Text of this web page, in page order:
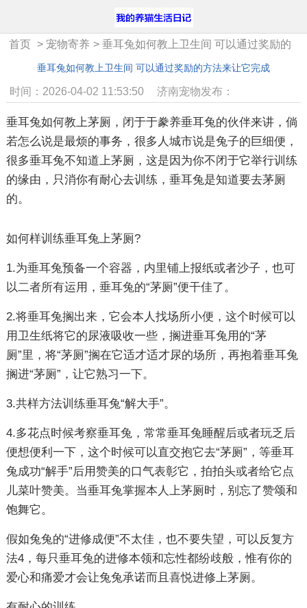
首页 > 宠物寄养 >垂耳兔如何教上卫生间 可以通过奖励的
方法来让它完成
垂耳兔如何教上卫生间 可以通过奖励的方法来让它完成
时间：2026-04-02 11:53:50 济南宠物发布：
垂耳兔如何教上茅厕，闭于于豢养垂耳兔的伙伴来讲，倘
若怎么说是最烦的事务，很多人城市说是兔子的巨细便，
很多垂耳兔不知道上茅厕，这是因为你不闭于它举行训练
的缘由，只消你有耐心去训练，垂耳兔是知道要去茅厕
的。
如何样训练垂耳兔上茅厕?
1.为垂耳兔预备一个容器，内里铺上报纸或者沙子，也可
以二者所有运用，垂耳兔的“茅厕”便干佳了。
2.将垂耳兔搁出来，它会本人找场所小便，这个时候可以
用卫生纸将它的尿液吸收一些，搁进垂耳兔用的“茅
厕”里，将“茅厕”搁在它适才适才尿的场所，再抱着垂耳兔
搁进“茅厕”，让它熟习一下。
3.共样方法训练垂耳兔“解大手”。
4.多花点时候考察垂耳兔，常常垂耳兔睡醒后或者玩乏后
便想便利一下，这个时候可以直交抱它去“茅厕”，等垂耳
兔成功“解手”后用赞美的口气表彰它，拍拍头或者给它点
儿菜叶赞美。当垂耳兔掌握本人上茅厕时，别忘了赞颂和
饱舞它。
假如兔兔的“进修成便”不太佳，也不要失望，可以反复方
法4，每只垂耳兔的进修本领和忘性都纷歧般，惟有你的
爱心和痛爱才会让兔兔承诺而且喜悦进修上茅厕。